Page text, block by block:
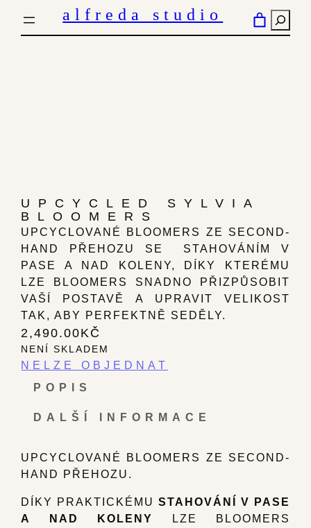
PŘESKOČIT
NA
alfreda studio
UPCYCLED SYLVIA
BLOOMERS
UPCYCLOVANÉ BLOOMERS ZE SECOND-
HAND PŘEHOZU SE STAHOVÁNÍM V
PASE A NAD KOLENY, DÍKY KTERÉMU
LZE BLOOMERS SNADNO PŘIZPŮSOBIT
VAŠÍ POSTAVĚ A UPRAVIT VELIKOST
TAK, ABY PERFEKTNĚ SEDĚLY.
2,490.00KČ
NENÍ SKLADEM
POPIS
DALŠÍ INFORMACE
UPCYCLOVANÉ BLOOMERS ZE SECOND-
HAND PŘEHOZU.
DÍKY PRAKTICKÉMU STAHOVÁNÍ V PASE
A NAD KOLENY
LZE BLOOMERS